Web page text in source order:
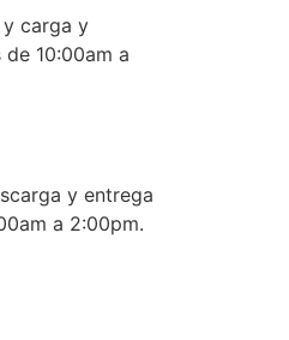
y carga y
10:00am a
y entrega
a 2:00pm.